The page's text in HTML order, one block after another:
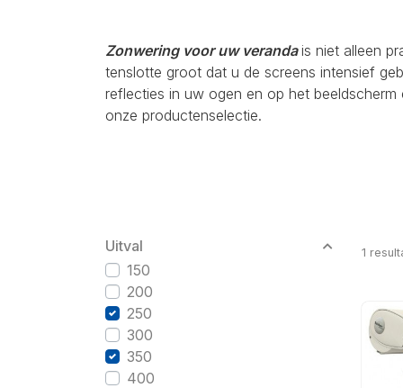
Zonwering voor uw verandais niet alleen
tenslotte groot dat u de screens intensief
reflecties in uw ogen en op het
onze productenselectie.
Uitval
150
200
250
300
350
400
1